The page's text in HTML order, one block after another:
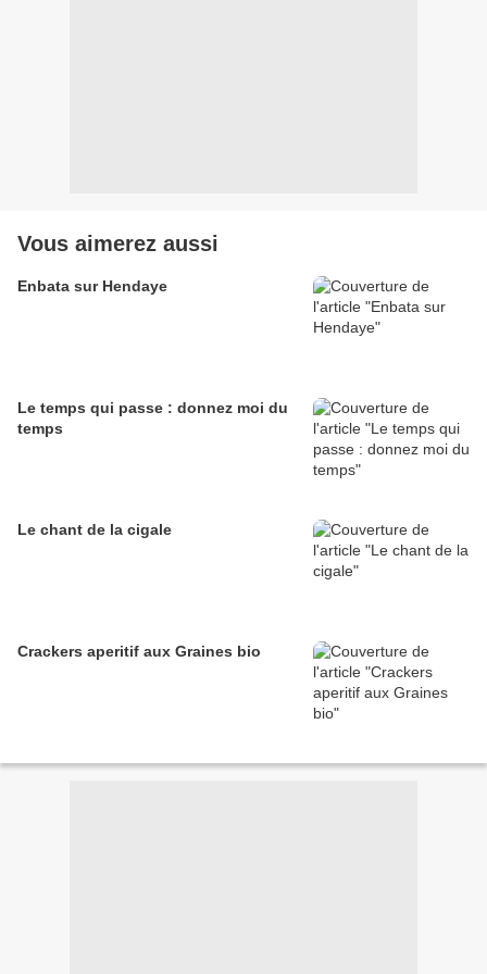
Vous aimerez aussi
Enbata sur Hendaye
Le temps qui passe : donnez moi du
temps
Le chant de la cigale
Crackers aperitif aux Graines bio